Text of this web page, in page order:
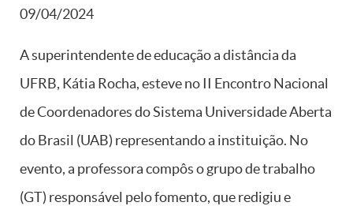
09/04/2024
A superintendente de educação a distância da
UFRB, Kátia Rocha, esteve no II Encontro Nacional
de Coordenadores do Sistema Universidade Aberta
do Brasil (UAB) representando a instituição. No
evento, a professora compôs o grupo de trabalho
(GT) responsável pelo fomento, que redigiu e